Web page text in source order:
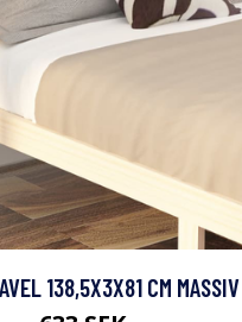
138,5X3X81 CM